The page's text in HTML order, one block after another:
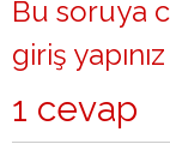
Bu soruya
giriş yapınız
1 cevap